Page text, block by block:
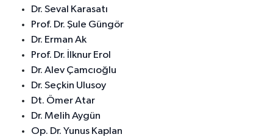
Dr. Seval Karasatı
Prof. Dr. Şule Güngör
Dr. Erman Ak
Prof. Dr. İlknur Erol
Dr. Alev Çamcıoğlu
Dr. Seçkin Ulusoy
Dt. Ömer Atar
Dr. Melih Aygün
Op. Dr. Yunus Kaplan